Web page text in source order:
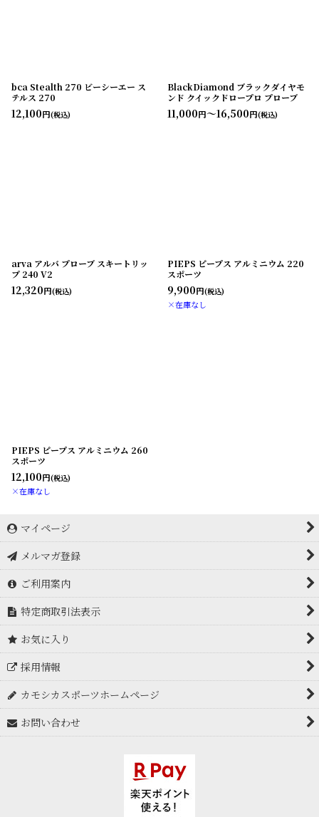
bca Stealth 270 ビーシーエー ス
テルス 270
12,100円(税込)
BlackDiamond ブラックダイヤモ
ンド クイックドロープロ プローブ
11,000円～16,500円(税込)
arva アルバ プローブ スキートリッ
プ 240 V2
12,320円(税込)
PIEPS ピープス アルミニウム 220
スポーツ
9,900円(税込)
×在庫なし
PIEPS ピープス アルミニウム 260
スポーツ
12,100円(税込)
×在庫なし
マイページ
メルマガ登録
ご利用案内
特定商取引法表示
お気に入り
採用情報
カモシカスポーツホームページ
お問い合わせ